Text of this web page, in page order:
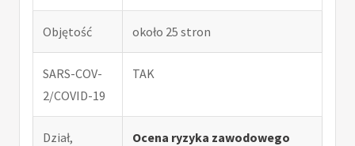
Objętość około 25 stron
SARS-COV-
2/COVID-19
TAK
Dział,
Ocena ryzyka zawodowego